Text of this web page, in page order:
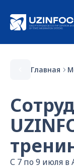
Главная
С 7 по 9 июля в